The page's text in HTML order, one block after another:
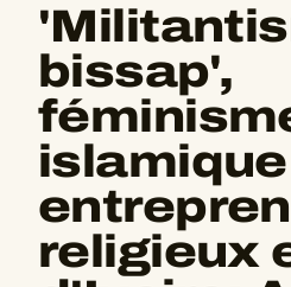
bissap',
religieux